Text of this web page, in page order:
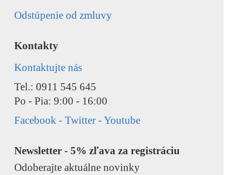
Odstúpenie od zmluvy
Kontakty
Kontaktujte nás
Tel.: 0911 545 645
Po - Pia: 9:00 - 16:00
Facebook - Twitter - Youtube
Newsletter - 5% zľava za registráciu
Odoberajte aktuálne novinky